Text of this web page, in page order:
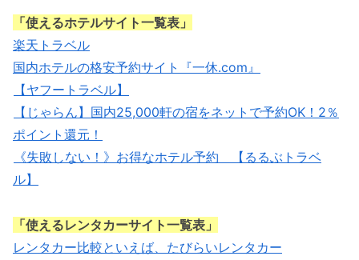
「使えるホテルサイト一覧表」
楽天トラベル
国内ホテルの格安予約サイト『一休.com』
【ヤフートラベル】
【じゃらん】国内25,000軒の宿をネットで予約OK！2％
ポイント還元！
《失敗しない！》お得なホテル予約 【るるぶトラベ
ル】
「使えるレンタカーサイト一覧表」
レンタカー比較といえば、たびらいレンタカー